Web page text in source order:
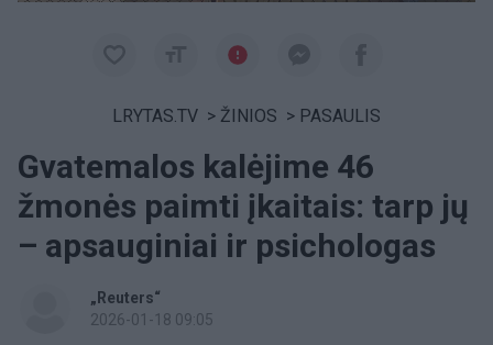
LRYTAS.TV > ŽINIOS > PASAULIS
Gvatemalos kalėjime 46
žmonės paimti įkaitais: tarp jų
– apsauginiai ir psichologas
„Reuters“
2026-01-18 09:05